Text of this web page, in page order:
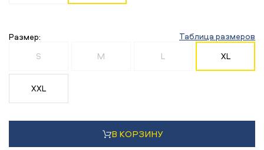
Размер:
Таблица размеров
S
M L XL
XXL
В КОРЗИНУ